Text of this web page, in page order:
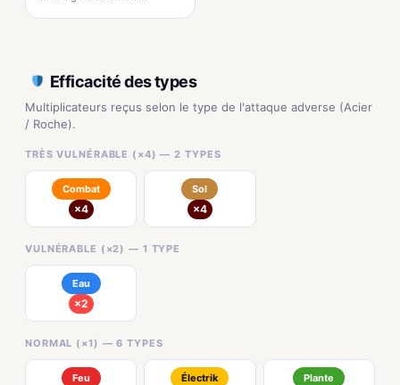
Efficacité des types
Multiplicateurs reçus selon le type de l'attaque adverse (Acier
/ Roche).
TRÈS VULNÉRABLE (×4) — 2 TYPES
Combat
×4
Sol
×4
VULNÉRABLE (×2) — 1 TYPE
Eau
×2
NORMAL (×1) — 6 TYPES
Feu Électrik Plante